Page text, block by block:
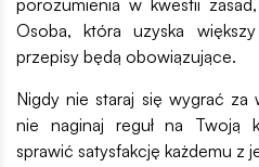
porozumienia w kwestii
Osoba, która uzyska
przepisy będą obowiązujące.
Nigdy nie staraj się wygrać za
nie naginaj reguł na Twoją
sprawić satysfakcję każdemu z